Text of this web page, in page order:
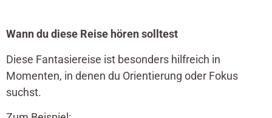
Wann du diese Reise hören solltest
Diese Fantasiereise ist besonders hilfreich in
Momenten, in denen du Orientierung oder Fokus
suchst.